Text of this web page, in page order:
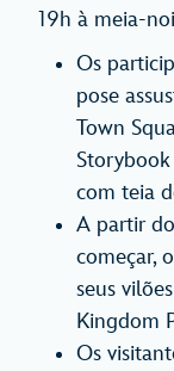
19h à meia-
Os
pose
Town
Storybook
com teia
A partir
começar,
seus
Kingdom
Os